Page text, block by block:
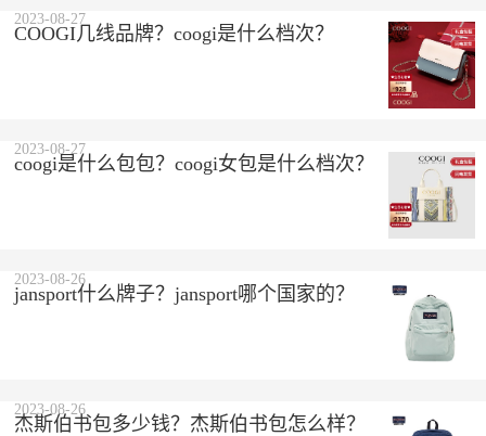
COOGI几线品牌？coogi是什么档次？
2023-08-27
coogi是什么包包？coogi女包是什么档次？
2023-08-27
jansport什么牌子？jansport哪个国家的？
2023-08-26
杰斯伯书包多少钱？杰斯伯书包怎么样？
2023-08-26